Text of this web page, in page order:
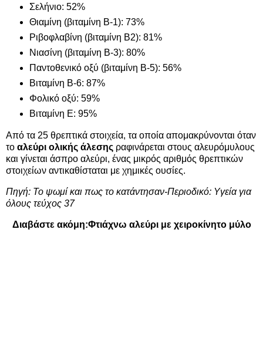
Σελήνιο: 52%
Θιαμίνη (βιταμίνη Β-1): 73%
Ριβοφλαβίνη (βιταμίνη Β2): 81%
Νιασίνη (βιταμίνη Β-3): 80%
Παντοθενικό οξύ (βιταμίνη Β-5): 56%
Βιταμίνη Β-6: 87%
Φολικό οξύ: 59%
Βιταμίνη Ε: 95%
Από τα 25 θρεπτικά στοιχεία, τα οποία απομακρύνονται όταν
το αλεύρι ολικής άλεσης ραφινάρεται στους αλευρόμυλους
και γίνεται άσπρο αλεύρι, ένας μικρός αριθμός θρεπτικών
στοιχείων αντικαθίσταται με χημικές ουσίες.
Πηγή: Το ψωμί και πως το κατάντησαν-Περιοδικό: Υγεία για
όλους τεύχος 37
Διαβάστε ακόμη:Φτιάχνω αλεύρι με χειροκίνητο μύλο